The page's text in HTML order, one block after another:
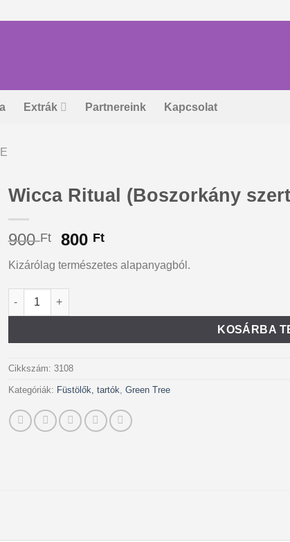
Extrák Partnereink Kapcsolat
Wicca Ritual (Boszorkány
900Ft
Original
price
was:
900 Ft.
800 FtCurrent
is:
Kizárólag természetes alapanyagból.
Wicca Ritual (Boszorkány szertartás) füstölő mennyiség
KOSÁRBA
Alternative:
Cikkszám: 3108
Kategóriák: Füstölők, tartók Green Tree